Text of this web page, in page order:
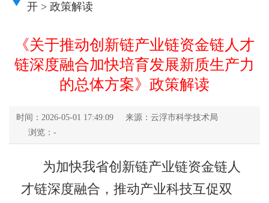
开 > 政策解读
《关于推动创新链产业链资金链人才
链深度融合加快培育发展新质生产力
的总体方案》政策解读
时间：2026-05-01 17:49:09
来源：云浮市科学技术局
浏览： -
为加快我省创新链产业链资金链人
才链深度融合，推动产业科技互促双